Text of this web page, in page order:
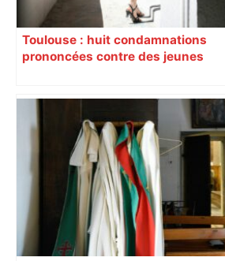
Toulouse : huit condamnations
prononcées contre des jeunes